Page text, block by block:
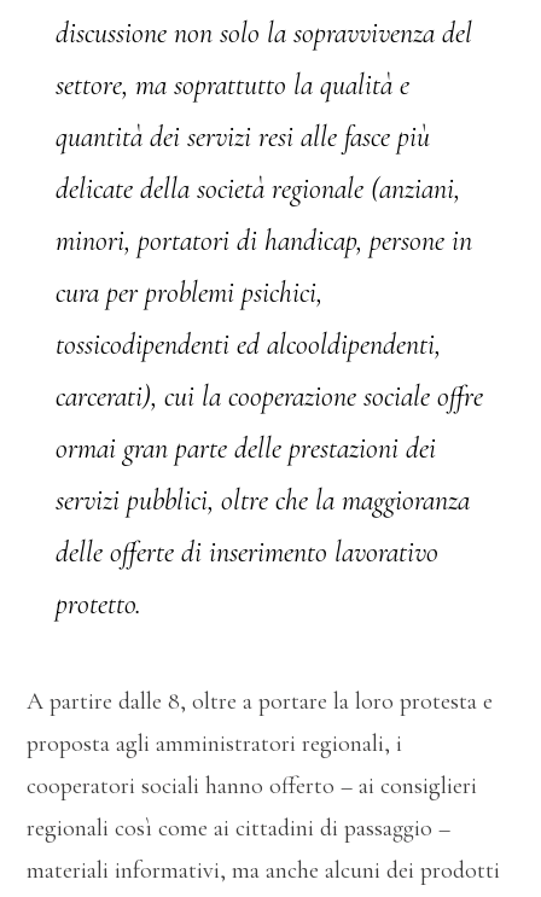
discussione non solo la sopravvivenza del
settore, ma soprattutto la qualità e
quantità dei servizi resi alle fasce più
delicate della società regionale (anziani,
minori, portatori di handicap, persone in
cura per problemi psichici,
tossicodipendenti ed alcooldipendenti,
carcerati), cui la cooperazione sociale offre
ormai gran parte delle prestazioni dei
servizi pubblici, oltre che la maggioranza
delle offerte di inserimento lavorativo
protetto.
A partire dalle 8, oltre a portare la loro protesta e
proposta agli amministratori regionali, i
cooperatori sociali hanno offerto – ai consiglieri
regionali così come ai cittadini di passaggio –
materiali informativi, ma anche alcuni dei prodotti